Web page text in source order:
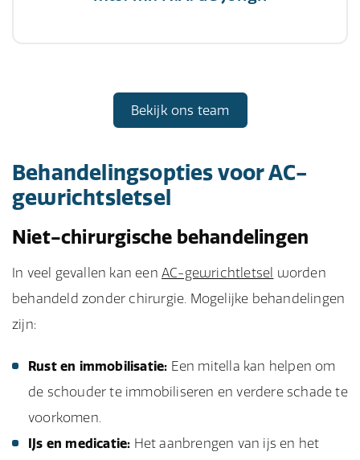
Bekijk ons team
Behandelingsopties voor AC-
gewrichtsletsel
Niet-chirurgische behandelingen
In veel gevallen kan een AC-gewrichtletsel worden
behandeld zonder chirurgie. Mogelijke behandelingen
zijn:
Rust en immobilisatie: Een mitella kan helpen om
de schouder te immobiliseren en verdere schade te
voorkomen.
IJs en medicatie: Het aanbrengen van ijs en het